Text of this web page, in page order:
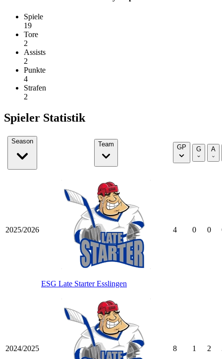
Spiele
19
Tore
2
Assists
2
Punkte
4
Strafen
2
Spieler Statistik
Season Team GP G A
2025/2026
ESG Late Starter Esslingen
4 0 0
2024/2025 8 1 2